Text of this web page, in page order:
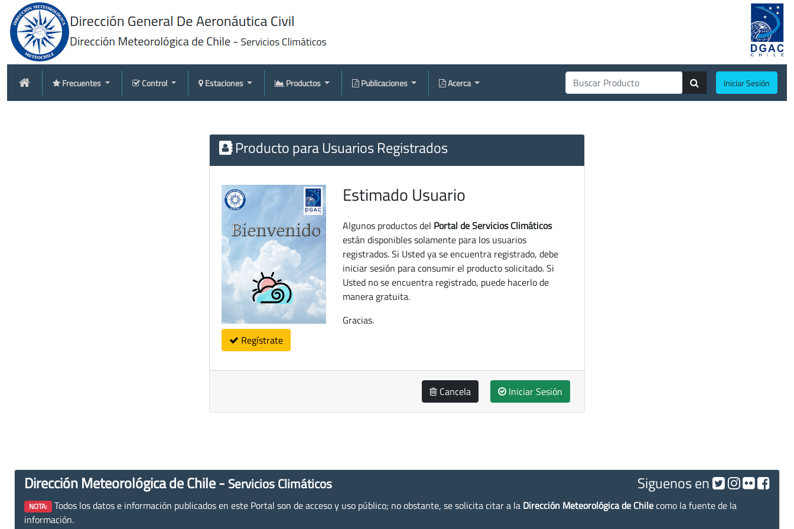
Frecuentes Control Estaciones Productos Publicaciones Acerca Iniciar Sesión
Producto para Usuarios Registrados
Regístrate
Estimado Usuario
Algunos productos del Portal de Servicios Climáticos
están disponibles solamente para los usuarios
registrados. Si Usted ya se encuentra registrado, debe
iniciar sesión para consumir el producto solicitado. Si
Usted no se encuentra registrado, puede hacerlo de
manera gratuita.
Gracias.
Cancela Iniciar Sesión
Dirección Meteorológica de Chile - Servicios Climáticos Siguenos en
NOTA: Todos los datos e información publicados en este Portal son de acceso y uso público; no obstante, se solicita citar a la Dirección Meteorológica de Chilecomo la fuente de la
información.